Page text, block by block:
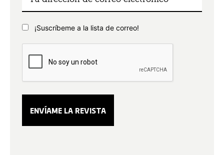
¡Suscríbeme a la lista de correo!